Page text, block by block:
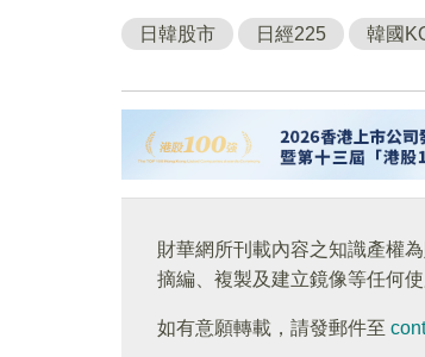
日韓股市 日經225 韓國
財華網所刊載內容之知識產權
摘編、複製及建立鏡像等任何使
如有意願轉載，請發郵件至